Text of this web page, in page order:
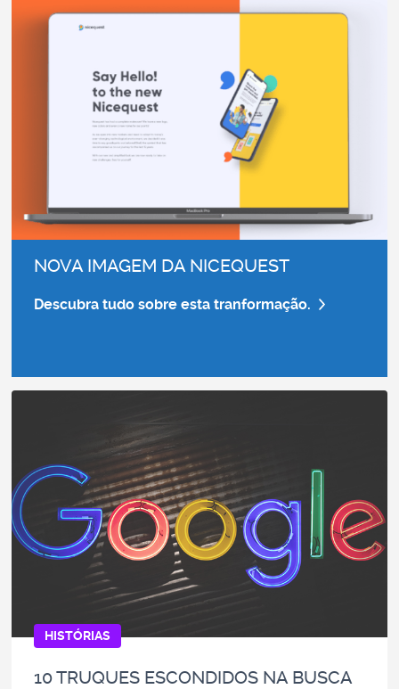
NOVA IMAGEM DA NICEQUEST
Descubra tudo sobre esta tranformação.
HISTÓRIAS
10 TRUQUES ESCONDIDOS NA BUSCA